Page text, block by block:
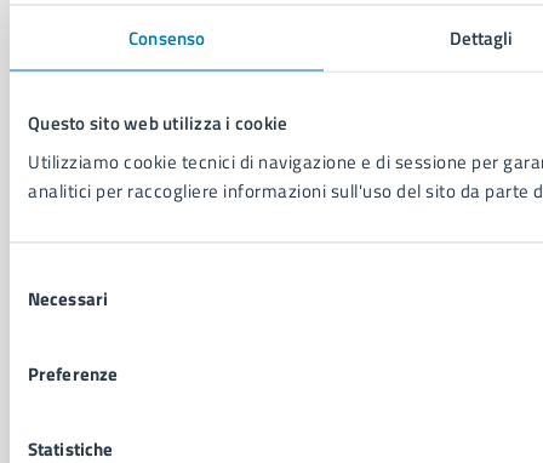
Consenso Dettagli
Questo sito web utilizza i cookie
Utilizziamo cookie tecnici di navigazione e di sessione per
analitici per raccogliere informazioni sull'uso del sito da parte
delNecessari
Preferenze
Statistiche
LEI: 8156007FF4DEB97ABA09
PEC:urp@pec.comune.napoli.it
Centralino unico:0817951111
Leggi le FAQ
Richiesta assistenza
Cookie Policy
Note legali